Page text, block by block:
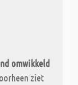
omwikkeld
ziet